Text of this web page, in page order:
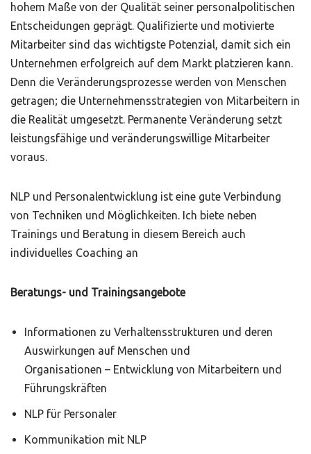
hohem Maße von der Qualität seiner personalpolitischen
Entscheidungen geprägt. Qualifizierte und motivierte
Mitarbeiter sind das wichtigste Potenzial, damit sich ein
Unternehmen erfolgreich auf dem Markt platzieren kann.
Denn die Veränderungsprozesse werden von Menschen
getragen; die Unternehmensstrategien von Mitarbeitern in
die Realität umgesetzt. Permanente Veränderung setzt
leistungsfähige und veränderungswillige Mitarbeiter
voraus.
NLP und Personalentwicklung ist eine gute Verbindung
von Techniken und Möglichkeiten. Ich biete neben
Trainings und Beratung in diesem Bereich auch
individuelles Coaching an
Beratungs- und Trainingsangebote
Informationen zu Verhaltensstrukturen und deren
Auswirkungen auf Menschen und
Organisationen – Entwicklung von Mitarbeitern und
Führungskräften
NLP für Personaler
Kommunikation mit NLP